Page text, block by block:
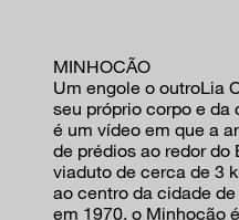
MINHOCÃO
Um engole o outroLia
seu próprio corpo e da
é um vídeo em que a
de prédios ao redor do
viaduto de cerca de 3
ao centro da cidade
em 1970, o Minhocão